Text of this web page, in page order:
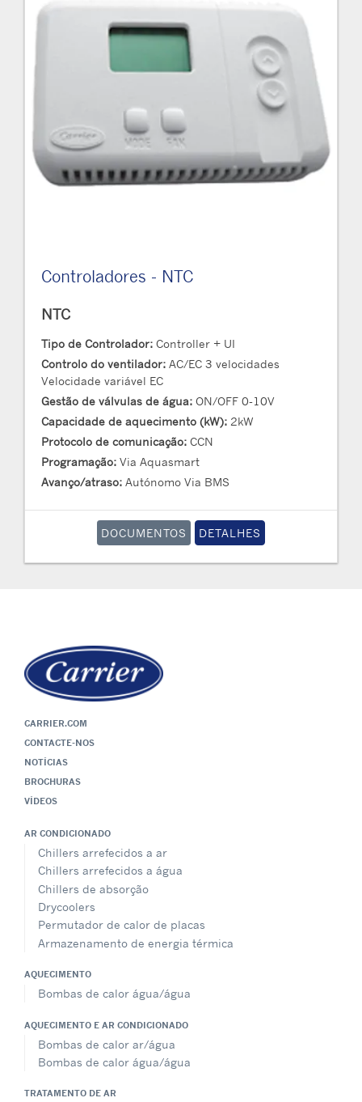
Controladores - NTC
NTC
Tipo de Controlador: Controller + UI
Controlo do ventilador: AC/EC 3 velocidades
Velocidade variável EC
Gestão de válvulas de água: ON/OFF 0-10V
Capacidade de aquecimento (kW): 2kW
Protocolo de comunicação: CCN
Programação: Via Aquasmart
Avanço/atraso: Autónomo Via BMS
DOCUMENTOS DETALHES
CARRIER.COM
CONTACTE-NOS
NOTÍCIAS
BROCHURAS
VÍDEOS
AR CONDICIONADO
Chillers arrefecidos a ar
Chillers arrefecidos a água
Chillers de absorção
Drycoolers
Permutador de calor de placas
Armazenamento de energia térmica
AQUECIMENTO
Bombas de calor água/água
AQUECIMENTO E AR CONDICIONADO
Bombas de calor ar/água
Bombas de calor água/água
TRATAMENTO DE AR